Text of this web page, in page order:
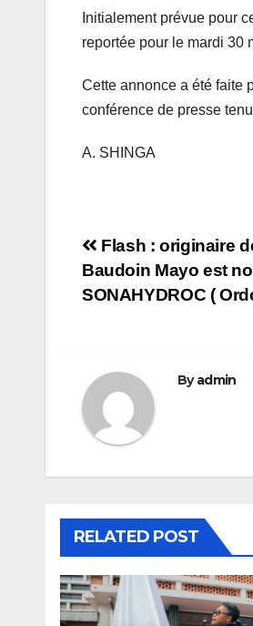
Initialement prévue pour
reportée pour le mardi 30
Cette annonce a été faite
conférence de presse
A. SHINGA
Navigation
de
Flash : originaire
Baudoin Mayo est
SONAHYDROC (
Byadmin
RELATED POST